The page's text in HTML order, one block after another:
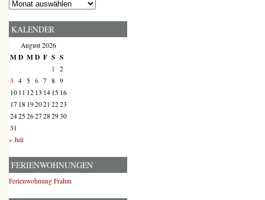
KALENDER
August 2026
MD MD F S S
1 2
3 4 5 6 7 8 9
10 11 12 13 14 15 16
17 18 192021 2223
2425 2627 28 2930
31
« Juli
FERIENWOHNUNGEN
Ferienwohnung Frahm